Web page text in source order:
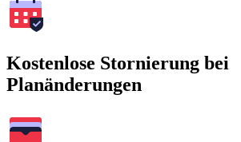
Kostenlose Stornierung bei
Planänderungen